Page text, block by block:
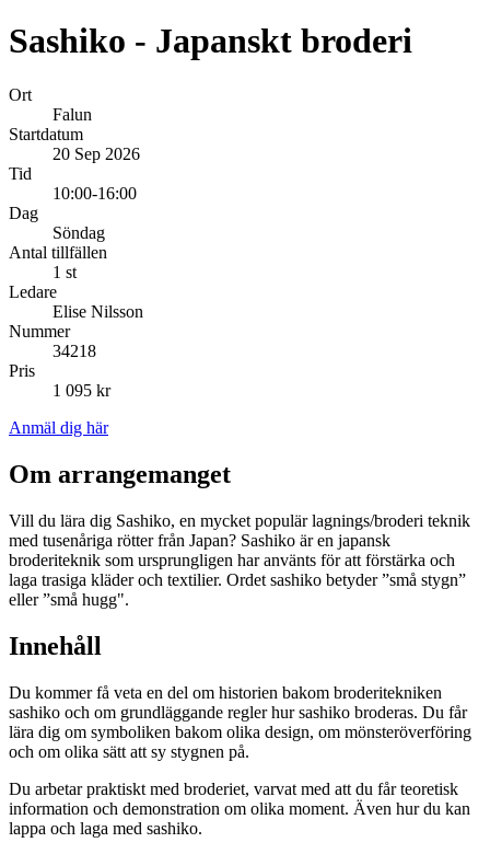
Sashiko - Japanskt broderi
Ort
Falun
Startdatum
20 Sep 2026
Tid
10:00-16:00
Dag
Söndag
Antal tillfällen
1 st
Ledare
Elise Nilsson
Nummer
34218
Pris
1 095 kr
Anmäl dig här
Om arrangemanget
Vill du lära dig Sashiko, en mycket populär lagnings/broderi teknik
med tusenåriga rötter från Japan? Sashiko är en japansk
broderiteknik som ursprungligen har använts för att förstärka och
laga trasiga kläder och textilier. Ordet sashiko betyder ”små stygn”
eller ”små hugg".
Innehåll
Du kommer få veta en del om historien bakom broderitekniken
sashiko och om grundläggande regler hur sashiko broderas. Du får
lära dig om symboliken bakom olika design, om mönsteröverföring
och om olika sätt att sy stygnen på.
Du arbetar praktiskt med broderiet, varvat med att du får teoretisk
information och demonstration om olika moment. Även hur du kan
lappa och laga med sashiko.